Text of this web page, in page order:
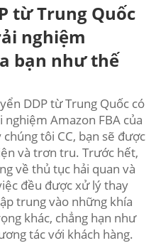
từ Trung Quốc
nghiệm
bạn như thế
DDP từ Trung Quốc có
Amazon FBA của
tôi CC, bạn sẽ được
và trơn tru. Trước hết,
về thủ tục hải quan và
đều được xử lý thay
trung vào những khía
khác, chẳng hạn như
tác với khách hàng.